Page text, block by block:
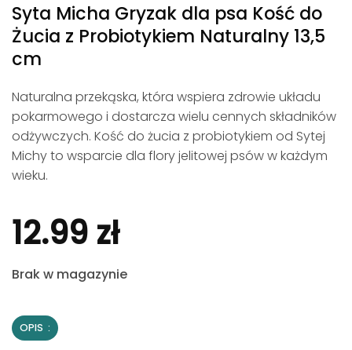
Syta Micha Gryzak dla psa Kość do
Żucia z Probiotykiem Naturalny 13,5
cm
Naturalna przekąska, która wspiera zdrowie układu
pokarmowego i dostarcza wielu cennych składników
odżywczych. Kość do żucia z probiotykiem od Sytej
Michy to wsparcie dla flory jelitowej psów w każdym
wieku.
12.99 zł
Brak w magazynie
OPIS